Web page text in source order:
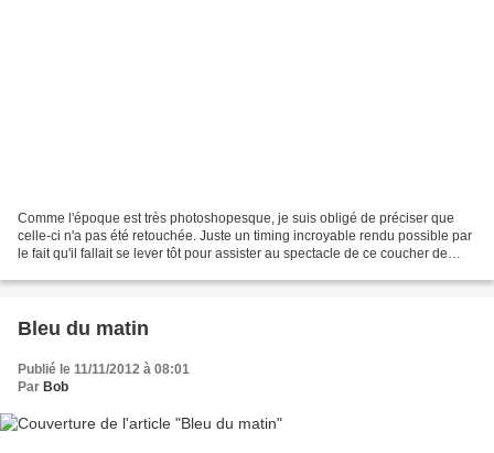
Comme l'époque est très photoshopesque, je suis obligé de préciser que
celle-ci n'a pas été retouchée. Juste un timing incroyable rendu possible par
le fait qu'il fallait se lever tôt pour assister au spectacle de ce coucher de
Bleu du matin
Publié le 11/11/2012 à 08:01
Par Bob